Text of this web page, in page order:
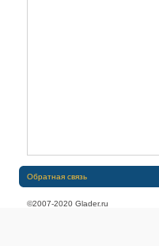
Обратная связь
©2007-2020 Glader.ru